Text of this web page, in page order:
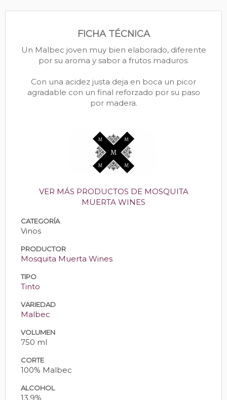
FICHA TÉCNICA
Un Malbec joven muy bien elaborado, diferente
por su aroma y sabor a frutos maduros.
Con una acidez justa deja en boca un picor
agradable con un final reforzado por su paso
por madera.
VER MÁS PRODUCTOS DE MOSQUITA
MUERTA WINES
CATEGORÍA
Vinos
PRODUCTOR
Mosquita Muerta Wines
TIPO
Tinto
VARIEDAD
Malbec
VOLUMEN
750 ml
CORTE
100% Malbec
ALCOHOL
13,9%